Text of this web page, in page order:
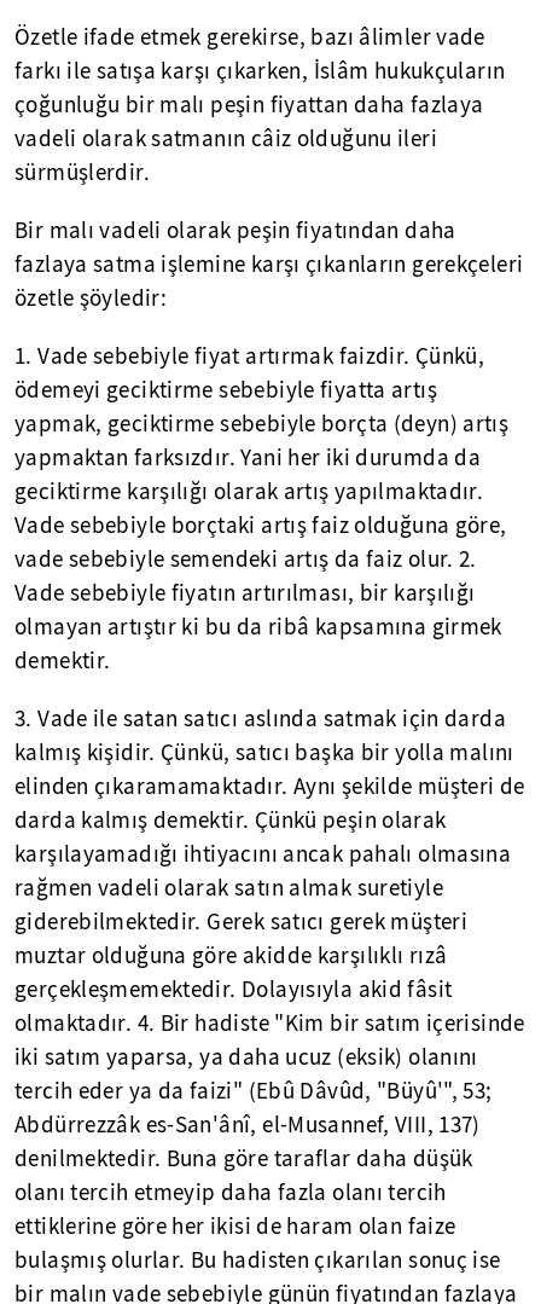
Özetle ifade etmek gerekirse, bazı âlimler vade
farkı ile satışa karşı çıkarken, İslâm hukukçuların
çoğunluğu bir malı peşin fiyattan daha fazlaya
vadeli olarak satmanın câiz olduğunu ileri
sürmüşlerdir.
Bir malı vadeli olarak peşin fiyatından daha
fazlaya satma işlemine karşı çıkanların gerekçeleri
özetle şöyledir:
1. Vade sebebiyle fiyat artırmak faizdir. Çünkü,
ödemeyi geciktirme sebebiyle fiyatta artış
yapmak, geciktirme sebebiyle borçta (deyn) artış
yapmaktan farksızdır. Yani her iki durumda da
geciktirme karşılığı olarak artış yapılmaktadır.
Vade sebebiyle borçtaki artış faiz olduğuna göre,
vade sebebiyle semendeki artış da faiz olur. 2.
Vade sebebiyle fiyatın artırılması, bir karşılığı
olmayan artıştır ki bu da ribâ kapsamına girmek
demektir.
3. Vade ile satan satıcı aslında satmak için darda
kalmış kişidir. Çünkü, satıcı başka bir yolla malını
elinden çıkaramamaktadır. Aynı şekilde müşteri de
darda kalmış demektir. Çünkü peşin olarak
karşılayamadığı ihtiyacını ancak pahalı olmasına
rağmen vadeli olarak satın almak suretiyle
giderebilmektedir. Gerek satıcı gerek müşteri
muztar olduğuna göre akidde karşılıklı rızâ
gerçekleşmemektedir. Dolayısıyla akid fâsit
olmaktadır. 4. Bir hadiste "Kim bir satım içerisinde
iki satım yaparsa, ya daha ucuz (eksik) olanını
tercih eder ya da faizi" (Ebû Dâvûd, "Büyû'", 53;
Abdürrezzâk es-San'ânî, el-Musannef, VIII, 137)
denilmektedir. Buna göre taraflar daha düşük
olanı tercih etmeyip daha fazla olanı tercih
ettiklerine göre her ikisi de haram olan faize
bulaşmış olurlar. Bu hadisten çıkarılan sonuç ise
bir malın vade sebebiyle günün fiyatından fazlaya